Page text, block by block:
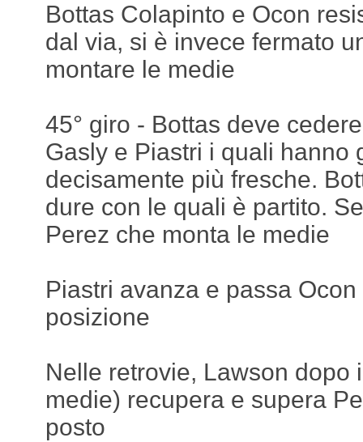
Bottas Colapinto e Ocon
dal via, si è invece fermato
montare le medie
45° giro - Bottas deve
Gasly e Piastri i quali hanno
decisamente più fresche.
dure con le quali è partito.
Perez che monta le medie
Piastri avanza e passa
posizione
Nelle retrovie, Lawson dopo
medie) recupera e supera
posto